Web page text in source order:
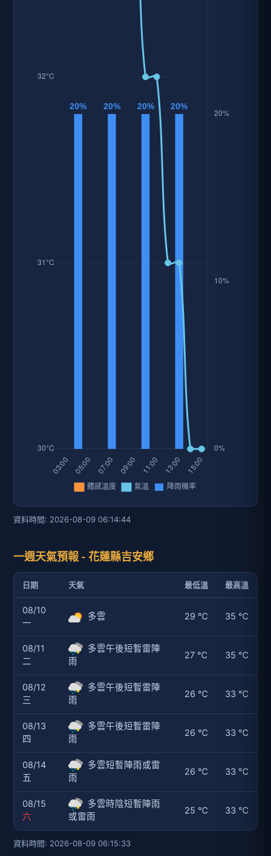
資料時間: 2026-08-09 06:14:44
一週天氣預報 - 花蓮縣吉安鄉
日期 天氣 最低溫 最高溫
08/10
一
多雲 29 ℃ 35 ℃
08/11
二
多雲午後短暫雷陣
雨
27 ℃ 35 ℃
08/12
三
多雲午後短暫雷陣
雨
26 ℃ 33 ℃
08/13
四
多雲午後短暫雷陣
雨
26 ℃ 33 ℃
08/14
五
多雲短暫陣雨或雷
雨
26 ℃ 33 ℃
08/15
六
多雲時陰短暫陣雨
或雷雨
25 ℃ 33 ℃
資料時間: 2026-08-09 06:15:33